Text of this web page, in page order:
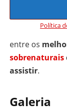
Política
História curta
Esses pontos
entre os
sobrenaturais
assistir.
Galeria